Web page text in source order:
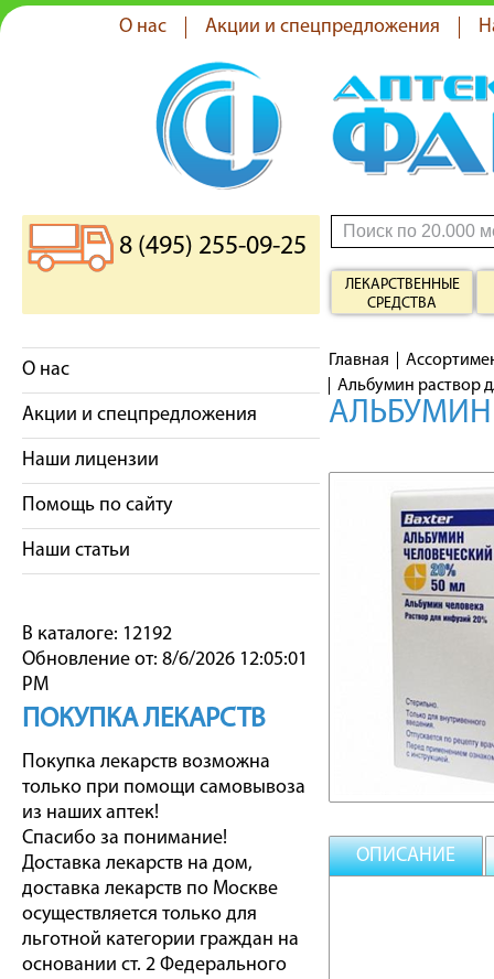
О нас Акции и спецпредложения
8 (495) 255-09-25
ЛЕКАРСТВЕННЫЕ
СРЕДСТВА
О нас
Акции и спецпредложения
Наши лицензии
Помощь по сайту
Наши статьи
В каталоге: 12192
Обновление от: 8/6/2026 12:05:01
PM
ПОКУПКА ЛЕКАРСТВ
Покупка лекарств возможна
только при помощи самовывоза
из наших аптек!
Спасибо за понимание!
Доставка лекарств на дом,
доставка лекарств по Москве
осуществляется только для
льготной категории граждан на
основании ст. 2 Федерального
Главная
Альбумин раствор
АЛЬБУМИН
ОПИСАНИЕ